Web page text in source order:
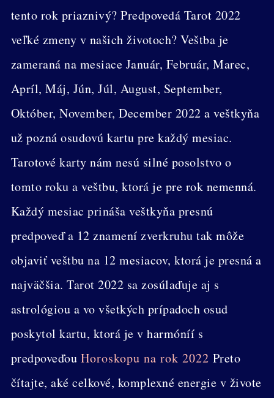
tento rok priaznivý? Predpovedá Tarot 2022
veľké zmeny v našich životoch? Veštba je
zameraná na mesiace Január, Február, Marec,
Apríl, Máj, Jún, Júl, August, September,
Október, November, December 2022 a veštkyňa
už pozná osudovú kartu pre každý mesiac.
Tarotové karty nám nesú silné posolstvo o
tomto roku a veštbu, ktorá je pre rok nemenná.
Každý mesiac prináša veštkyňa presnú
predpoveď a 12 znamení zverkruhu tak môže
objaviť veštbu na 12 mesiacov, ktorá je presná a
najväčšia. Tarot 2022 sa zosúlaďuje aj s
astrológiou a vo všetkých prípadoch osud
poskytol kartu, ktorá je v harmóníí s
predpoveďou Horoskopu na rok 2022 Preto
čítajte, aké celkové, komplexné energie v živote